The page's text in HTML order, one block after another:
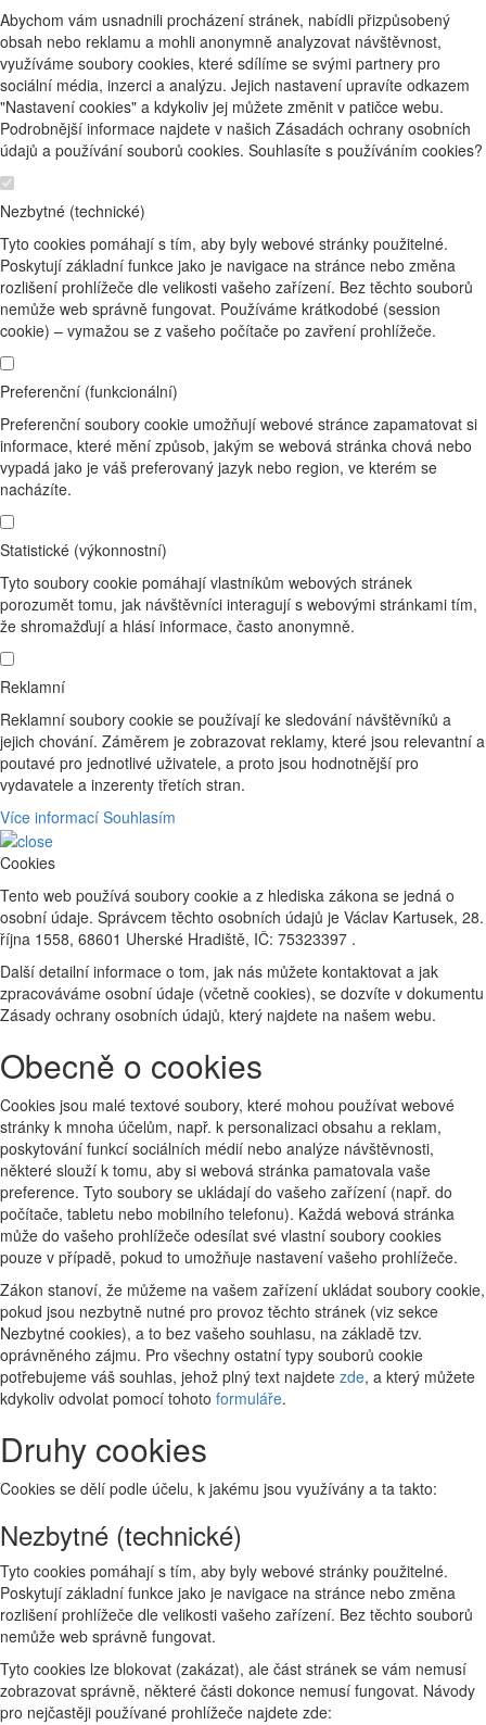
Abychom vám usnadnili procházení stránek, nabídli přizpůsobený
obsah nebo reklamu a mohli anonymně analyzovat návštěvnost,
využíváme soubory cookies, které sdílíme se svými partnery pro
sociální média, inzerci a analýzu. Jejich nastavení upravíte odkazem
"Nastavení cookies" a kdykoliv jej můžete změnit v patičce webu.
Podrobnější informace najdete v našich Zásadách ochrany osobních
údajů a používání souborů cookies. Souhlasíte s používáním cookies?
Nezbytné (technické)
Tyto cookies pomáhají s tím, aby byly webové stránky použitelné.
Poskytují základní funkce jako je navigace na stránce nebo změna
rozlišení prohlížeče dle velikosti vašeho zařízení. Bez těchto souborů
nemůže web správně fungovat. Používáme krátkodobé (session
cookie) – vymažou se z vašeho počítače po zavření prohlížeče.
Preferenční (funkcionální)
Preferenční soubory cookie umožňují webové stránce zapamatovat si
informace, které mění způsob, jakým se webová stránka chová nebo
vypadá jako je váš preferovaný jazyk nebo region, ve kterém se
nacházíte.
Statistické (výkonnostní)
Tyto soubory cookie pomáhají vlastníkům webových stránek
porozumět tomu, jak návštěvníci interagují s webovými stránkami tím,
že shromažďují a hlásí informace, často anonymně.
Reklamní
Reklamní soubory cookie se používají ke sledování návštěvníků a
jejich chování. Záměrem je zobrazovat reklamy, které jsou relevantní a
poutavé pro jednotlivé uživatele, a proto jsou hodnotnější pro
vydavatele a inzerenty třetích stran.
Více informací Souhlasím
Cookies
Tento web používá soubory cookie a z hlediska zákona se jedná o
osobní údaje. Správcem těchto osobních údajů je Václav Kartusek, 28.
října 1558, 68601 Uherské Hradiště, IČ: 75323397 .
Další detailní informace o tom, jak nás můžete kontaktovat a jak
zpracováváme osobní údaje (včetně cookies), se dozvíte v dokumentu
Zásady ochrany osobních údajů, který najdete na našem webu.
Obecně o cookies
Cookies jsou malé textové soubory, které mohou používat webové
stránky k mnoha účelům, např. k personalizaci obsahu a reklam,
poskytování funkcí sociálních médií nebo analýze návštěvnosti,
některé slouží k tomu, aby si webová stránka pamatovala vaše
preference. Tyto soubory se ukládají do vašeho zařízení (např. do
počítače, tabletu nebo mobilního telefonu). Každá webová stránka
může do vašeho prohlížeče odesílat své vlastní soubory cookies
pouze v případě, pokud to umožňuje nastavení vašeho prohlížeče.
Zákon stanoví, že můžeme na vašem zařízení ukládat soubory cookie,
pokud jsou nezbytně nutné pro provoz těchto stránek (viz sekce
Nezbytné cookies), a to bez vašeho souhlasu, na základě tzv.
oprávněného zájmu. Pro všechny ostatní typy souborů cookie
potřebujeme váš souhlas, jehož plný text najdete zde, a který můžete
kdykoliv odvolat pomocí tohoto formuláře.
Druhy cookies
Cookies se dělí podle účelu, k jakému jsou využívány a ta takto:
Nezbytné (technické)
Tyto cookies pomáhají s tím, aby byly webové stránky použitelné.
Poskytují základní funkce jako je navigace na stránce nebo změna
rozlišení prohlížeče dle velikosti vašeho zařízení. Bez těchto souborů
nemůže web správně fungovat.
Tyto cookies lze blokovat (zakázat), ale část stránek se vám nemusí
zobrazovat správně, některé části dokonce nemusí fungovat. Návody
pro nejčastěji používané prohlížeče najdete zde: